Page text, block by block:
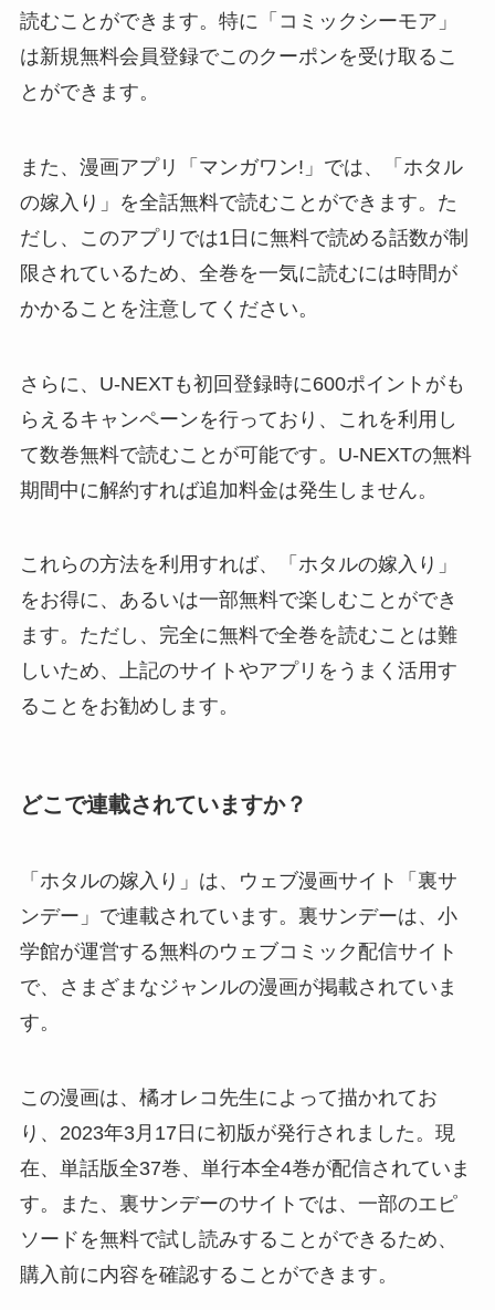
読むことができます。特に「コミックシーモア」
は新規無料会員登録でこのクーポンを受け取るこ
とができます。
また、漫画アプリ「マンガワン!」では、「ホタル
の嫁入り」を全話無料で読むことができます。た
だし、このアプリでは1日に無料で読める話数が制
限されているため、全巻を一気に読むには時間が
かかることを注意してください。
さらに、U-NEXTも初回登録時に600ポイントがも
らえるキャンペーンを行っており、これを利用し
て数巻無料で読むことが可能です。U-NEXTの無料
期間中に解約すれば追加料金は発生しません。
これらの方法を利用すれば、「ホタルの嫁入り」
をお得に、あるいは一部無料で楽しむことができ
ます。ただし、完全に無料で全巻を読むことは難
しいため、上記のサイトやアプリをうまく活用す
ることをお勧めします。
どこで連載されていますか？
「ホタルの嫁入り」は、ウェブ漫画サイト「裏サ
ンデー」で連載されています。裏サンデーは、小
学館が運営する無料のウェブコミック配信サイト
で、さまざまなジャンルの漫画が掲載されていま
す。
この漫画は、橘オレコ先生によって描かれてお
り、2023年3月17日に初版が発行されました。現
在、単話版全37巻、単行本全4巻が配信されていま
す。また、裏サンデーのサイトでは、一部のエピ
ソードを無料で試し読みすることができるため、
購入前に内容を確認することができます。